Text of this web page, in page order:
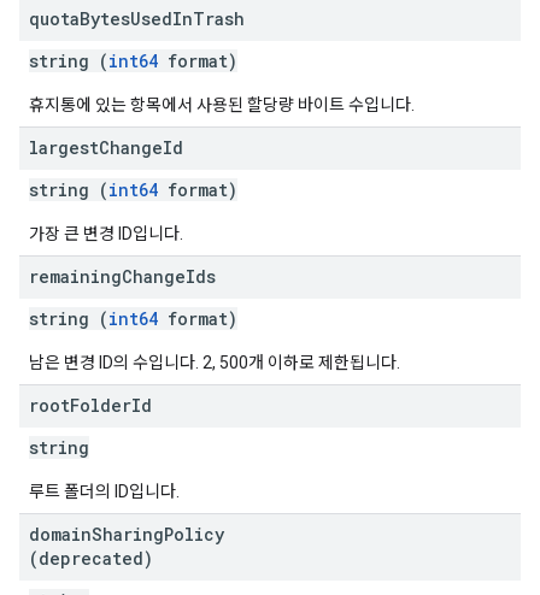
quotaBytesUsedInTrash
string (int64 format)
휴지통에 있는 항목에서 사용된 할당량 바이트 수입니다.
largestChangeId
string (int64 format)
가장 큰 변경 ID입니다.
remainingChangeIds
string (int64 format)
남은 변경 ID의 수입니다. 2, 500개 이하로 제한됩니다.
rootFolderId
string
루트 폴더의 ID입니다.
domainSharingPolicy
(deprecated)